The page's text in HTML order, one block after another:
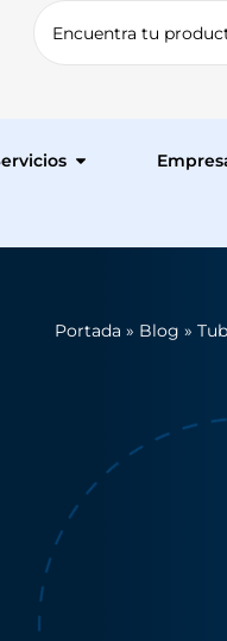
Portada » Blog »